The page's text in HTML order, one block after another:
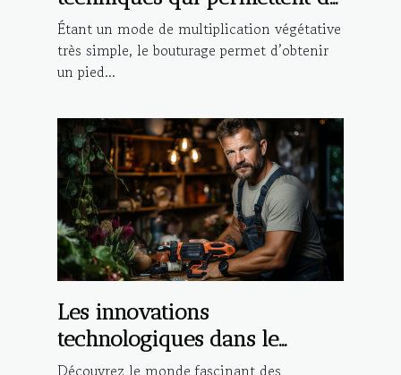
réaliser la bouture d’une
plante ?
Étant un mode de multiplication végétative
très simple, le bouturage permet d’obtenir
un pied...
Les innovations
technologiques dans le
domaine du bricolage